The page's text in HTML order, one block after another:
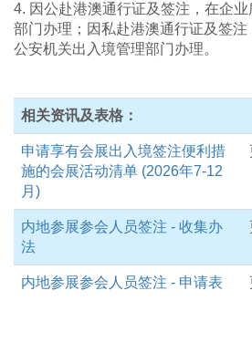
4. 因公赴港澳通行证及签注，在企
部门办理；因私赴港澳通行证及签
公安机关出入境管理部门办理。
相关资讯及表格：
申请享有会展出入境签注便利措
施的会展活动清单 (2026年7-12
月)
内地参展参会人员签注 - 收集办
法
内地参展参会人员签注 - 申请表